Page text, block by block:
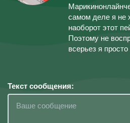
самом деле я не
наоборот этот
Поэтому не
всерьез я
Текст сообщения: